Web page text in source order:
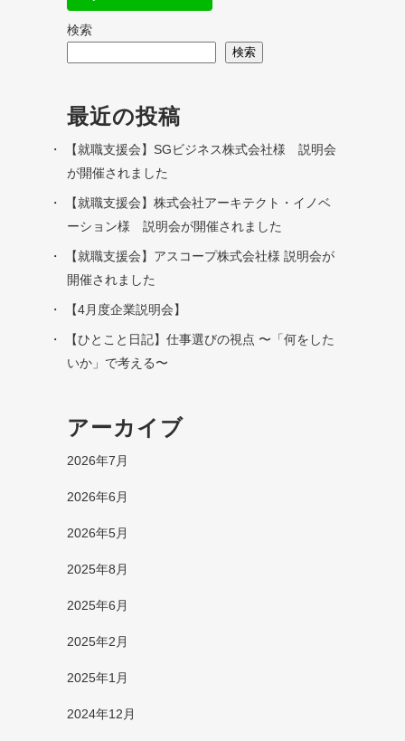
検索
検索
最近の投稿
【就職支援会】SGビジネス株式会社様 説明会
が開催されました
【就職支援会】株式会社アーキテクト・イノベ
ーション様 説明会が開催されました
【就職支援会】アスコープ株式会社様 説明会が
開催されました
【4月度企業説明会】
【ひとこと日記】仕事選びの視点 〜「何をした
いか」で考える〜
アーカイブ
2026年7月
2026年6月
2026年5月
2025年8月
2025年6月
2025年2月
2025年1月
2024年12月